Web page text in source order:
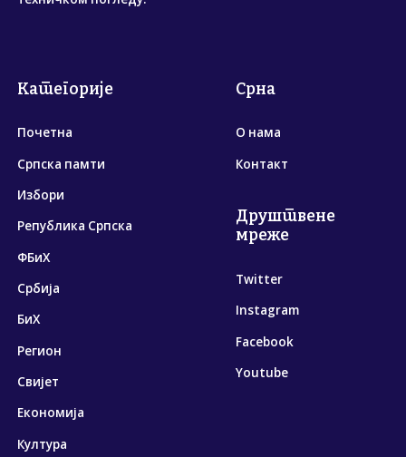
Категорије
Почетна
Српска памти
Избори
Република Српска
ФБиХ
Србија
БиХ
Регион
Свијет
Економија
Култура
Срна
О нама
Контакт
Друштвене
мреже
Twitter
Instagram
Facebook
Youtube